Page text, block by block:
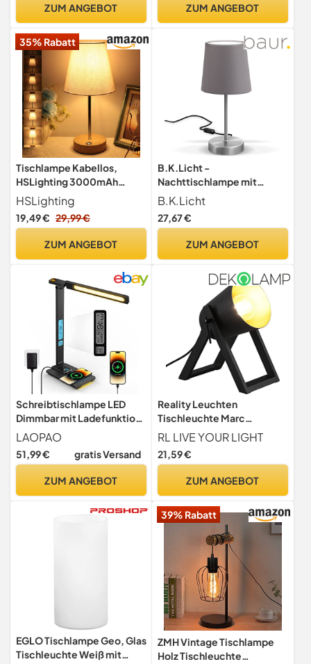
Nachttischlampe USB-
Smartphones Tischlampe
für Kinder
ZUM ANGEBOT ZUM ANGEBOT
35% Rabatt
Tischlampe Kabellos,
HSLighting 3000mAh
Nachttischlampe Ohne
Kabel Touch Dimmbar Akku
Tischleuchte
Tischlampe Kabellos Für
Wohnzimmer
Außenbereiche Balkon
HSLighting
19,49 € 29,99 €
ZUM ANGEBOT
B.K.Licht -
Nachttischlampe mit
Kabelschalter, E14 Fassung,
Lampenschirm aus Stoff,
Tischlampe, Lampe,
Tischleuchte, Bürolampe,
30,8x10 cm,Grau
B.K.Licht
27,67 €
ZUM ANGEBOT
Schreibtischlampe LED
Dimmbar mit Ladefunktion
Uhr - Tischlampe Nachtlicht
mit 10W Kabellosem
Ladegerät, USB-
Schreibtisch Lampe, Touch
Beleuchtung, 3 Modi
LAOPAO
51,99 € gratis Versand
ZUM ANGEBOT
Reality Leuchten
Tischleuchte Marc
R50721080, Metall
schwarz, Holzgestell
schwarz, exkl. 1x E27
RL LIVE YOUR LIGHT
21,59 €
ZUM ANGEBOT
EGLO Tischlampe Geo, Glas
Tischleuchte Weiß mit
39% Rabatt
ZMH Vintage Tischlampe
Holz Tischleuchte